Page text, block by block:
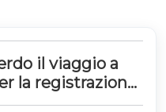
il viaggio a
la registrazione